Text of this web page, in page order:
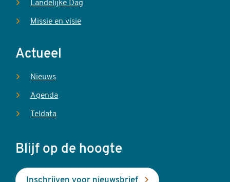
Landelijke Dag
Missie en visie
Actueel
Nieuws
Agenda
Teldata
Blijf op de hoogte
Inschrijven voor nieuwsbrief